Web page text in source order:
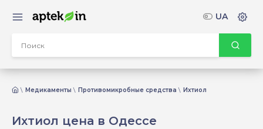
Медикаменты Противомикробные средства Ихтиол
Ихтиол цена в Одессе
UA